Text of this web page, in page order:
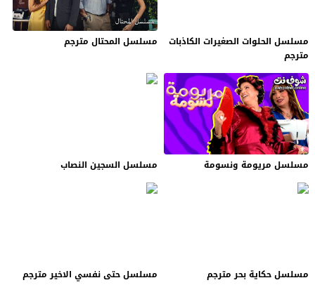
مسلسل الحلوات الصغيرات الكاذبات
مترجم
مسلسل المحتال مترجم
مسلسل مريومة ونسومة مسلسل السجين النصاب
مسلسل حكاية بحر مترجم مسلسل حتى نفسي الاخير مترجم